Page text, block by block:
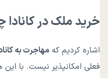
خرید ملک در
اشاره کردیم که مهاجرت به
فعلی امکانپذیر نیست. با